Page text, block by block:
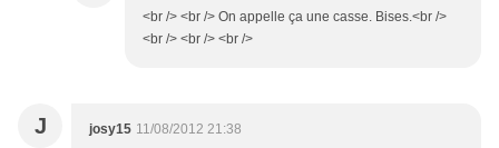
<br /> <br /> On appelle ça une casse. Bises.<br />
<br /> <br /> <br />
J josy15 11/08/2012 21:38